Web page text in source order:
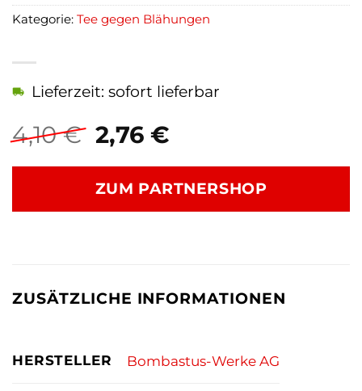
4,10€ Ursprünglicher
Preis
war:
4,10 €
2,76 €Aktueller
ist:
2,76 €.
Lieferzeit: sofort lieferbar
ZUM PARTNERSHOP
Kategorie: Tee gegen Blähungen
ZUSÄTZLICHE INFORMATIONEN
HERSTELLER Bombastus-Werke AG